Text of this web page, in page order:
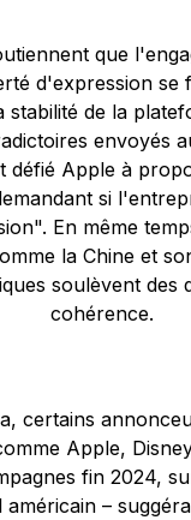
que
d'expression se
stabilité de la
envoyés
défié Apple à
si
En même
la Chine et
soulèvent des
cohérence.
certains
Apple,
fin 2024,
–